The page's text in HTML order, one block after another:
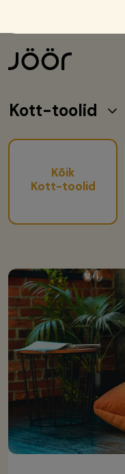
Kott-toolid
Kõik
Kott-toolid